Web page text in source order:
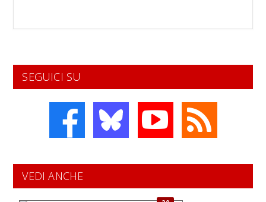
SEGUICI SU
VEDI ANCHE